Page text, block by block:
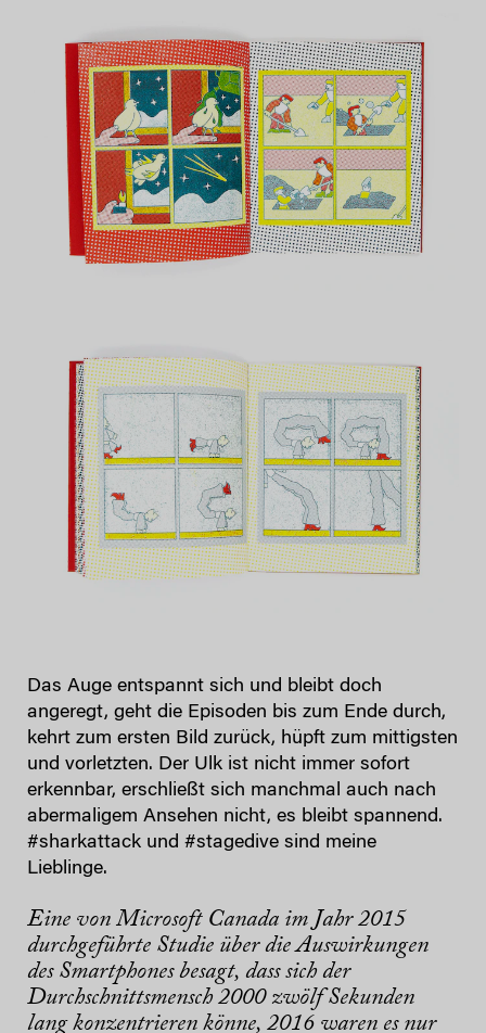
Das Auge entspannt sich und bleibt doch
angeregt, geht die Episoden bis zum Ende durch,
kehrt zum ersten Bild zurück, hüpft zum mittigsten
und vorletzten. Der Ulk ist nicht immer sofort
erkennbar, erschließt sich manchmal auch nach
abermaligem Ansehen nicht, es bleibt spannend.
#sharkattack und #stagedive sind meine
Lieblinge.
Eine von Microsoft Canada im Jahr 2015
durchgeführte Studie über die Auswirkungen
des Smartphones besagt, dass sich der
Durchschnittsmensch 2000 zwölf Sekunden
lang konzentrieren könne, 2016 waren es nur